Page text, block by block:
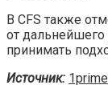
В CFS также
от дальнейшего
принимать
Источник: